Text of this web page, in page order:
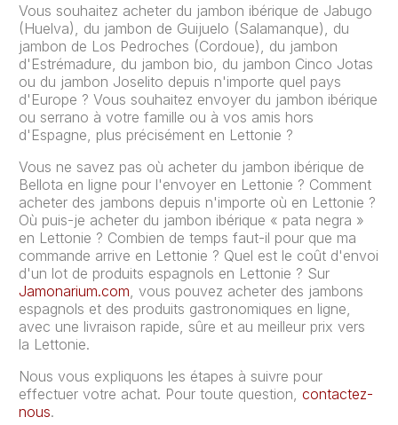
Vous souhaitez acheter du jambon ibérique de Jabugo
(Huelva), du jambon de Guijuelo (Salamanque), du
jambon de Los Pedroches (Cordoue), du jambon
d'Estrémadure, du jambon bio, du jambon Cinco Jotas
ou du jambon Joselito depuis n'importe quel pays
d'Europe ? Vous souhaitez envoyer du jambon ibérique
ou serrano à votre famille ou à vos amis hors
d'Espagne, plus précisément en Lettonie ?
Vous ne savez pas où acheter du jambon ibérique de
Bellota en ligne pour l'envoyer en Lettonie ? Comment
acheter des jambons depuis n'importe où en Lettonie ?
Où puis-je acheter du jambon ibérique « pata negra »
en Lettonie ? Combien de temps faut-il pour que ma
commande arrive en Lettonie ? Quel est le coût d'envoi
d'un lot de produits espagnols en Lettonie ? Sur
Jamonarium.com , vous pouvez acheter des jambons
espagnols et des produits gastronomiques en ligne,
avec une livraison rapide, sûre et au meilleur prix vers
la Lettonie.
Nous vous expliquons les étapes à suivre pour
effectuer votre achat. Pour toute question, contactez-
nous.